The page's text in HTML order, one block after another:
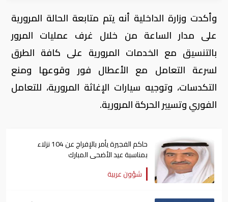
وأكدت وزارة الداخلية أنه يتم متابعة الحالة المرورية
على مدار الساعة من خلال غرف عمليات المرور
بالتنسيق مع الخدمات المرورية على كافة الطرق
لسرعة التعامل مع الأعطال فور وقوعها ومنع
التكدسات، وتوجيه سيارات الإغاثة المرورية، للتعامل
الفوري ‏وتسيير الحركة المرورية.
حاكم الفجيرة يأمر بالإفراج عن 104 نزلاء
بمناسبة عيد الأضحى المبارك
شؤون عربية